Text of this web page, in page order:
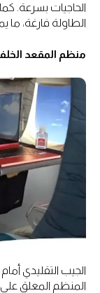
الحاجيات بسرعة.
الطاولة فارغة، ما
منظم المقعد
الجيب التقليدي
المنظم المعلق